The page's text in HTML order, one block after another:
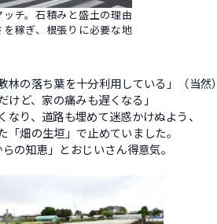
チ。石積みと盛土の理由
稼ぎ、根張りに必要な地
の落ち葉を十分利用している」（当然）
けど、家の痛みも遅くなる」
り、道路も埋めて迷惑かけぬよう、
畑の生垣」で止めていました。
の知恵」とおじいさん得意気。